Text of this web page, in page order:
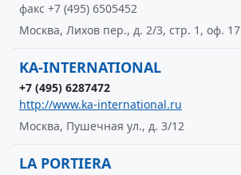
факс +7 (495) 6505452
Москва, Лихов пер., д. 2/3, стр. 1, оф. 17
KA-INTERNATIONAL
+7 (495) 6287472
http://www.ka-international.ru
Москва, Пушечная ул., д. 3/12
LA PORTIERA